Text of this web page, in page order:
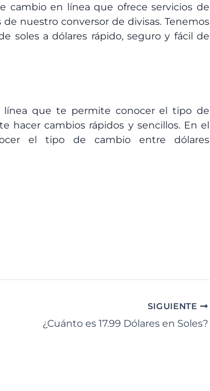
cambio en línea que ofrece servicios de
nuestro conversor de divisas. Tenemos
soles a dólares rápido, seguro y fácil de
línea que te permite conocer el tipo de
hacer cambios rápidos y sencillos. En el
el tipo de cambio entre dólares
SIGUIENTE
¿Cuánto es 17.99 Dólares en Soles?